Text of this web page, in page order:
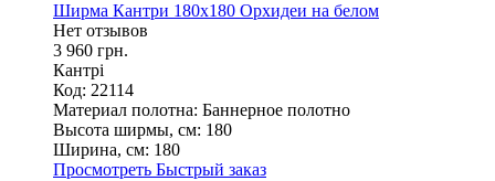
Ширма Кантри 180х180 Орхидеи на белом
Нет отзывов
3 960 грн.
Кантрі
Код: 22114
Материал полотна: Баннерное полотно
Высота ширмы, см: 180
Ширина, см: 180
Просмотреть Быстрый заказ